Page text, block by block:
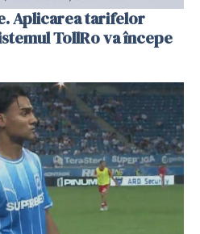
Aplicarea tarifelor
TollRo va începe